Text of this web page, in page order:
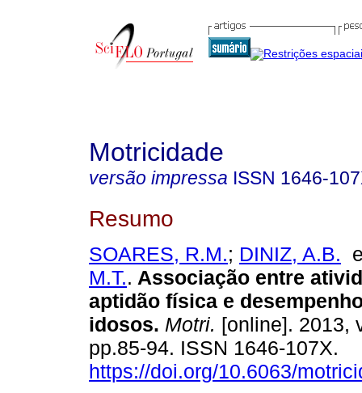
Motricidade
versão impressa ISSN 1646-
Resumo
SOARES, R.M.; DINIZ, A.B.
M.T.. Associação entre
aptidão física e
idosos. Motri. [online]. 2013,
pp.85-94. ISSN 1646-107X.
https://doi.org/10.6063/